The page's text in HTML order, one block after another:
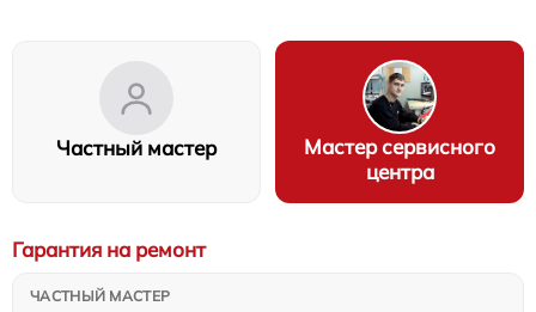
Частный мастер
Мастер сервисного
центра
Гарантия на ремонт